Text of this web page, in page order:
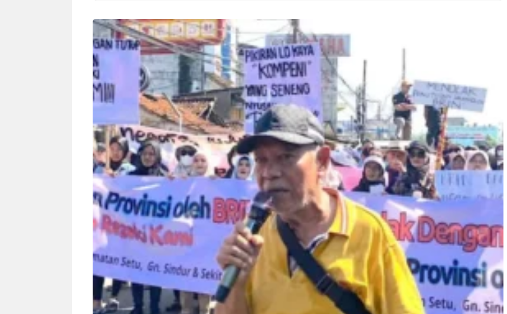
Siapa sangka, dua nama besar di
dunia hiburan, Nunung Srimulat
dan Vicky Prasetyo, kini merambah
dunia kuliner dengan membuka
Nunung Srimulat & Vicky
Prasetyo Buka Restoran
Ayam Panggang! Cuma Rp
15 Ribu, Resep Rahasia
Mami Bikin Nagih!
Bandung – Menyambut pergantian
tahun 2026, restoran all you can
eat Kakkoii All You Can Eat
Bandung menghadirkan
penawaran spesial ...
Sambut 2026, Kakkoii
Bandung Hadirkan Pesta All
You Can Eat Mulai Rp
145.000
Pernah gak sih kamu mulai
ngerjain sesuatu cuma buat iseng-
iseng, eh ternyata malah jadi
peluang bisnis yang
menguntungkan? Nah, itulah ...
Dari Iseng Jadi Cuan: Kisah
TUM_ATUL yang Ubah
Hampers Jadi Bisnis Kece